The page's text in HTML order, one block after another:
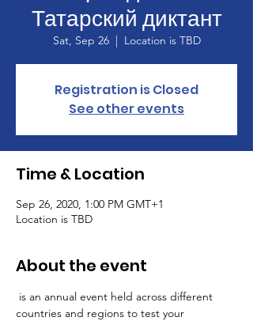
Татарский диктант
Sat, Sep 26
  |
Location is TBD
Registration is Closed
See other events
Time & Location
Sep 26, 2020, 1:00 PM GMT+1
Location is TBD
About the event
countries and regions to test your